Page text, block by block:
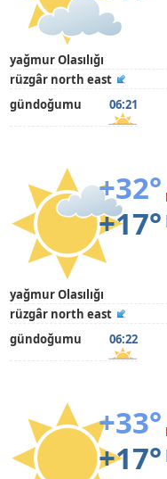
yağmur Olasılığı
rüzgâr north east
gündoğumu
06:21
+32°
+17°
yağmur Olasılığı
rüzgâr north east
gündoğumu
06:22
+33°
+17°